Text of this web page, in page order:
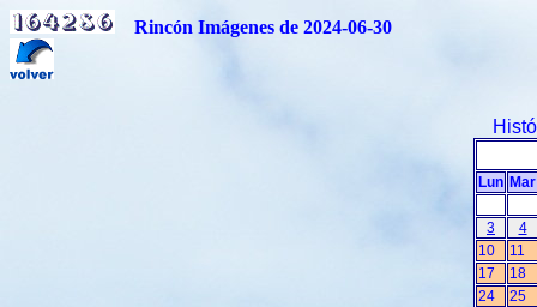
Rincón Imágenes de 2024-06-30
Lun Mar
3
4
10
11
17
18
24
25